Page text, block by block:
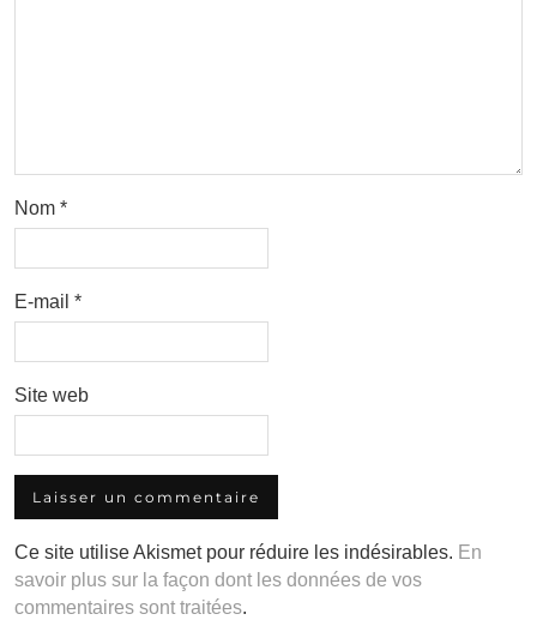
Nom *
E-mail *
Site web
Ce site utilise Akismet pour réduire les indésirables. En
savoir plus sur la façon dont les données de vos
commentaires sont traitées.